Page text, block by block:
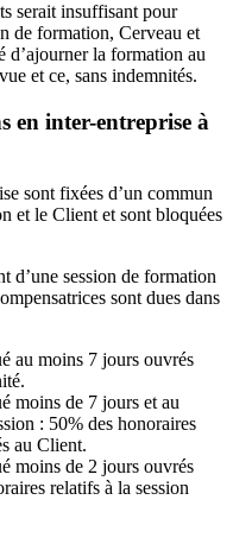
serait insuffisant pour
de formation, Cerveau et
d’ajourner la formation au
et ce, sans indemnités.
en inter-entreprise à
sont fixées d’un commun
et le Client et sont bloquées
d’une session de formation
sont dues dans
au moins 7 jours ouvrés
moins de 7 jours et au
: 50% des honoraires
au Client.
moins de 2 jours ouvrés
relatifs à la session